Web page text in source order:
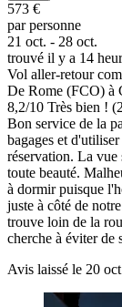
573 €
par personne
21 oct. - 28 oct.
trouvé il y a 14
Vol aller-retour
De Rome (FCO) à
8,2/10 Très bien !
Bon service de la
bagages et
réservation. La vue
toute beauté.
à dormir puisque
juste à côté de
trouve loin de la
cherche à éviter de
Avis laissé le 20